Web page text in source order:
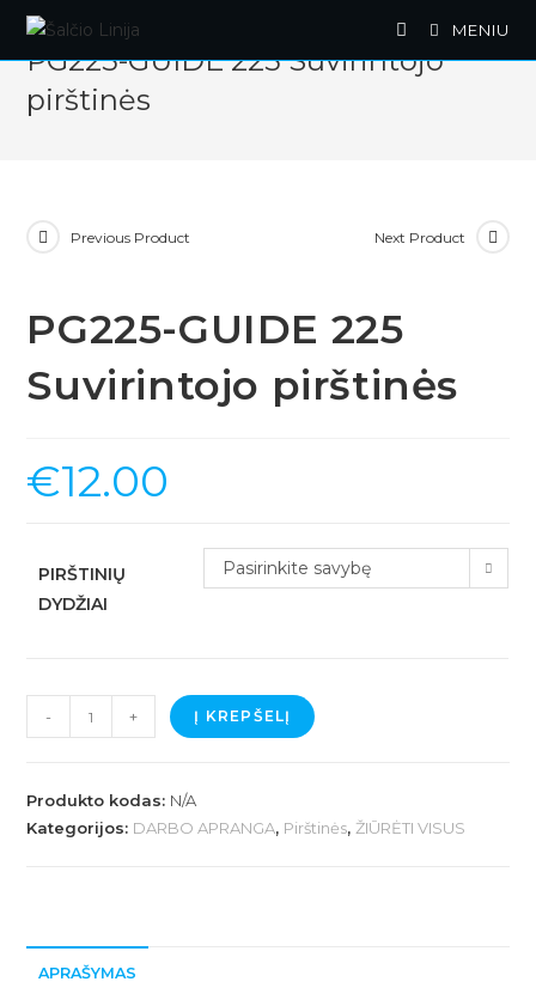
Skip
content
MENIU
PG225-GUIDE 225 Suvirintojo
pirštinės
Previous Product Next Product
PG225-GUIDE 225
Suvirintojo pirštinės
€12.00
PIRŠTINIŲ
DYDŽIAI
Pasirinkite savybę
-
produkto
kiekis:
GUIDE
225
+ Į KREPŠELĮ
Produkto kodas: N/A
Kategorijos: DARBO APRANGA, Pirštinės, ŽIŪRĖTI VISUS
APRAŠYMAS